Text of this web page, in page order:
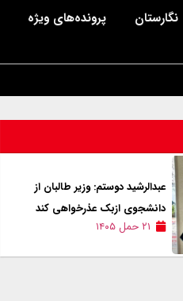
نگارستان پرونده‌های ویژه
عبدالرشید دوستم: وزیر طالبان از
دانشجوی ازبک عذرخواهی کند
۲۱ حمل ۱۴۰۵